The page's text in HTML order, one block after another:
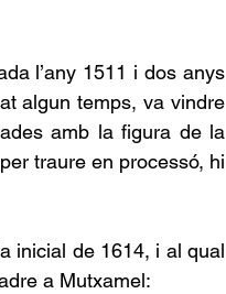
l’any 1511 i dos anys
algun temps, va vindre
amb la figura de la
traure en processó, hi
inicial de 1614, i al qual
a Mutxamel: